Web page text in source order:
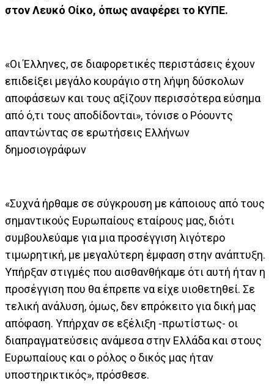
στον Λευκό Οίκο, όπως αναφέρει το ΚΥΠΕ.
«Οι Έλληνες, σε διαφορετικές περιστάσεις έχουν
επιδείξει μεγάλο κουράγιο στη λήψη δύσκολων
αποφάσεων και τους αξίζουν περισσότερα εύσημα
από ό,τι τους αποδίδονται», τόνισε ο Ρόουντς
απαντώντας σε ερωτήσεις Ελλήνων
δημοσιογράφων
«Συχνά ήρθαμε σε σύγκρουση με κάποιους από τους
σημαντικούς Ευρωπαίους εταίρους μας, διότι
συμβουλεύαμε για μια προσέγγιση λιγότερο
τιμωρητική, με μεγαλύτερη έμφαση στην ανάπτυξη.
Υπήρξαν στιγμές που αισθανθήκαμε ότι αυτή ήταν η
προσέγγιση που θα έπρεπε να είχε υιοθετηθεί. Σε
τελική ανάλυση, όμως, δεν επρόκειτο για δική μας
απόφαση. Υπήρχαν σε εξέλιξη -πρωτίστως- οι
διαπραγματεύσεις ανάμεσα στην Ελλάδα και στους
Ευρωπαίους και ο ρόλος ο δικός μας ήταν
υποστηρικτικός», πρόσθεσε.